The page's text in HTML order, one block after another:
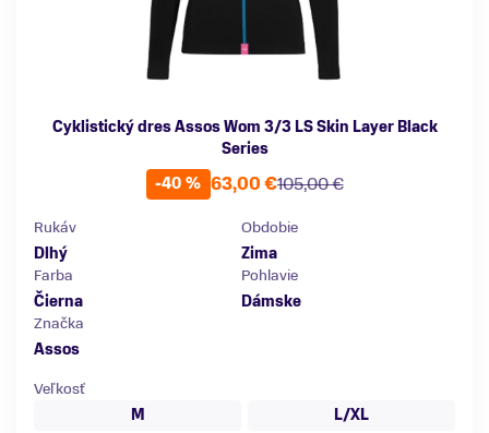
Cyklistický dres Assos Wom 3/3 LS Skin Layer Black
Series
-40 %
105,00 €
63,00 €
Rukáv
Dlhý
Obdobie
Zima
Farba
Čierna
Pohlavie
Dámske
Značka
Assos
Veľkosť
M
L/XL